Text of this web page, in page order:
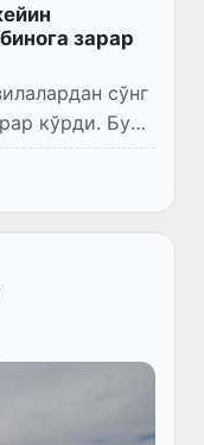
зарар
сўнг
кўрди. Бу
атроф-муҳит
тармоғида